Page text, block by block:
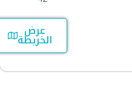
عرض
الخريطة